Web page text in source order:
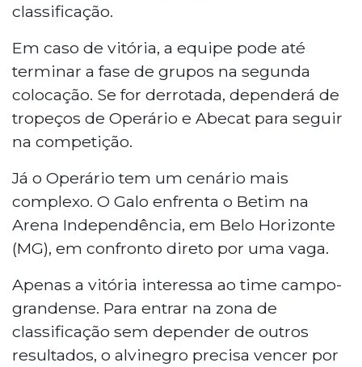
classificação.
Em caso de vitória, a equipe pode até
terminar a fase de grupos na segunda
colocação. Se for derrotada, dependerá de
tropeços de Operário e Abecat para seguir
na competição.
Já o Operário tem um cenário mais
complexo. O Galo enfrenta o Betim na
Arena Independência, em Belo Horizonte
(MG), em confronto direto por uma vaga.
Apenas a vitória interessa ao time campo-
grandense. Para entrar na zona de
classificação sem depender de outros
resultados, o alvinegro precisa vencer por